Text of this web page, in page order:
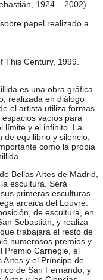
1924 – 2002).
papel realizado a
This Century, 1999.
es una obra gráfica
realizada en diálogo
el artista utiliza formas
vacíos para
límite y el infinito. La
de equilibrio y silencio,
como la propia
Bellas Artes de Madrid,
escultura. Será
primeras esculturas
arcaica del Louvre.
de escultura, en
Sebastián, y realiza
trabajará el resto de
numerosos premios y
Premio Carnegie, el
Artes y el Príncipe de
de San Fernando, y